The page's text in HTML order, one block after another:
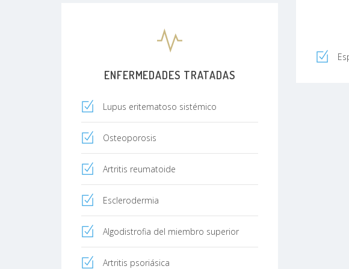
ENFERMEDADES TRATADAS
Lupus eritematoso sistémico
Osteoporosis
Artritis reumatoide
Esclerodermia
Algodistrofia del miembro superior
Artritis psoriásica